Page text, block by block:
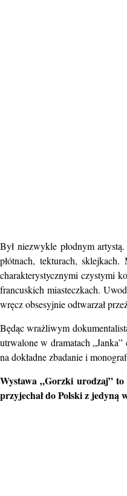
Był niezwykle płodnym
płótnach, tekturach,
charakterystycznymi czystymi
francuskich miasteczkach.
wręcz obsesyjnie odtwarzał
Będąc wrażliwym
utrwalone w dramatach „Janka”
na dokładne zbadanie i
Wystawa „Gorzki urodzaj”
przyjechał do Polski z jedyną